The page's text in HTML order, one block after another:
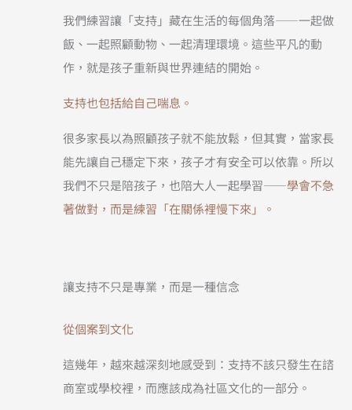
我們練習讓「支持」藏在生活的每個角落——一起做
飯、一起照顧動物、一起清理環境。這些平凡的動
作，就是孩子重新與世界連結的開始。
支持也包括給自己喘息。
很多家長以為照顧孩子就不能放鬆，但其實，當家長
能先讓自己穩定下來，孩子才有安全可以依靠。所以
我們不只是陪孩子，也陪大人一起學習——學會不急
著做對，而是練習「在關係裡慢下來」。
讓支持不只是專業，而是一種信念
從個案到文化
這幾年，越來越深刻地感受到：支持不該只發生在諮
商室或學校裡，而應該成為社區文化的一部分。